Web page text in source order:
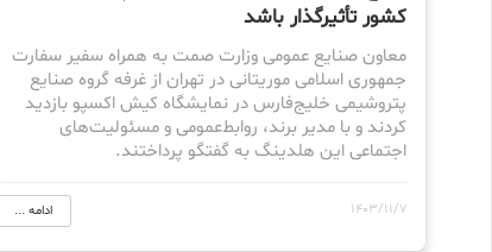
کشور تأثیرگذار باشد
معاون صنایع عمومی وزارت صمت به همراه سفیر سفارت
جمهوری اسلامی موریتانی در تهران از غرفه گروه صنایع
پتروشیمی خلیج‌فارس در نمایشگاه کیش اکسپو بازدید
کردند و با مدیر برند، روابط‌عمومی و مسئولیت‌های
اجتماعی این هلدینگ به گفتگو پرداختند.
1403/11/7 ادامه ...